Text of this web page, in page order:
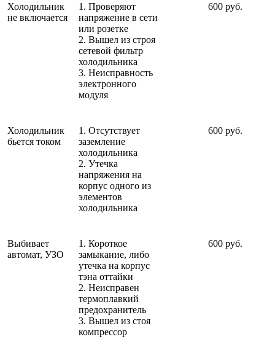
Холодильник
не включается
1. Проверяют
напряжение в сети
или розетке
2. Вышел из строя
сетевой фильтр
холодильника
3. Неисправность
электронного
модуля
600 руб.
Холодильник
бьется током
1. Отсутствует
заземление
холодильника
2. Утечка
напряжения на
корпус одного из
элементов
холодильника
600 руб.
Выбивает
автомат, УЗО
1. Короткое
замыкание, либо
утечка на корпус
тэна оттайки
2. Неисправен
термоплавкий
предохранитель
3. Вышел из стоя
компрессор
600 руб.